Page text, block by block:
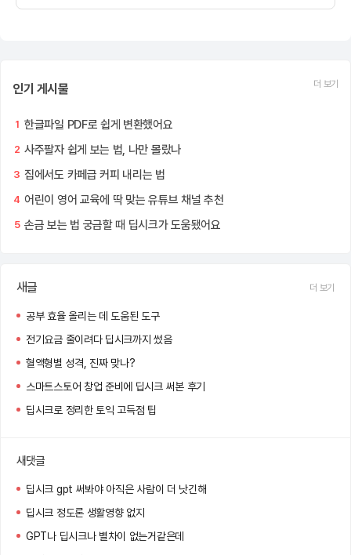
인기 게시물 더 보기
1 한글파일 PDF로 쉽게 변환했어요
2 사주팔자 쉽게 보는 법, 나만 몰랐나
3 집에서도 카페급 커피 내리는 법
4 어린이 영어 교육에 딱 맞는 유튜브 채널 추천
5 손금 보는 법 궁금할 때 딥시크가 도움됐어요
새글 더 보기
공부 효율 올리는 데 도움된 도구
전기요금 줄이려다 딥시크까지 썼음
혈액형별 성격, 진짜 맞나?
스마트스토어 창업 준비에 딥시크 써본 후기
딥시크로 정리한 토익 고득점 팁
새댓글
딥시크 gpt 써봐야 아직은 사람이 더 낫긴해
딥시크 정도론 생활영향 없지
GPT나 딥시크나 별차이 없는거같은데